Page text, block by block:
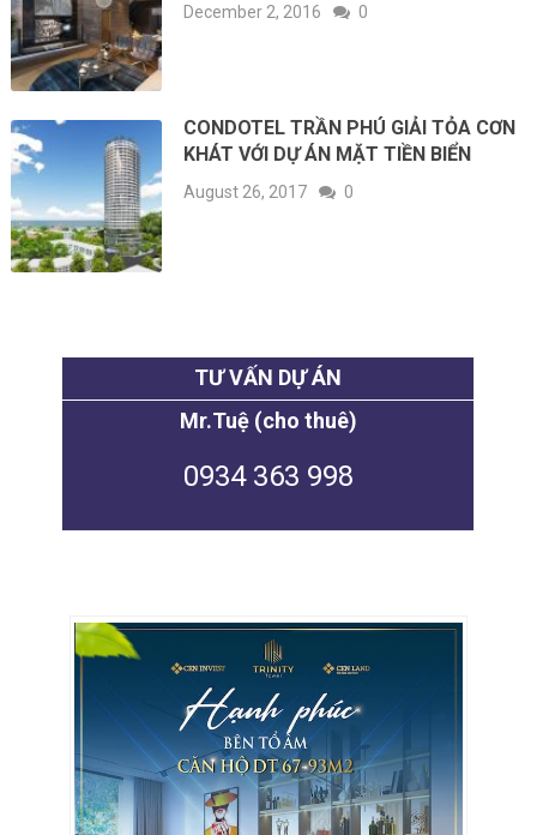
December 2, 2016 0
CONDOTEL TRẦN PHÚ GIẢI TỎA CƠN
KHÁT VỚI DỰ ÁN MẶT TIỀN BIỂN
August 26, 2017 0
TƯ VẤN DỰ ÁN
Mr.Tuệ (cho thuê)
0934 363 998